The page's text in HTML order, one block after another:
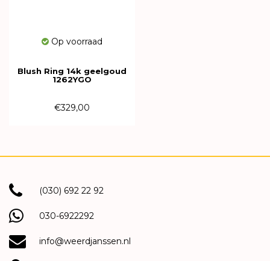
Op voorraad
Blush Ring 14k geelgoud
1262YGO
€329,00
(030) 692 22 92
030-6922292
info@weerdjanssen.nl